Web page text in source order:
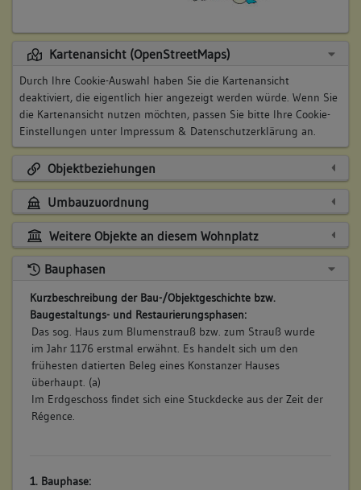
Kartenansicht (OpenStreetMaps)
Durch Ihre Cookie-Auswahl haben Sie die Kartenansicht
deaktiviert, die eigentlich hier angezeigt werden würde. Wenn Sie
die Kartenansicht nutzen möchten, passen Sie bitte Ihre Cookie-
Einstellungen unter Impressum & Datenschutzerklärung an.
Objektbeziehungen
Umbauzuordnung
Weitere Objekte an diesem Wohnplatz
Bauphasen
Kurzbeschreibung der Bau-/Objektgeschichte bzw.
Baugestaltungs- und Restaurierungsphasen:
Das sog. Haus zum Blumenstrauß bzw. zum Strauß wurde
im Jahr 1176 erstmal erwähnt. Es handelt sich um den
frühesten datierten Beleg eines Konstanzer Hauses
überhaupt. (a)
Im Erdgeschoss findet sich eine Stuckdecke aus der Zeit der
Régence.
1. Bauphase: